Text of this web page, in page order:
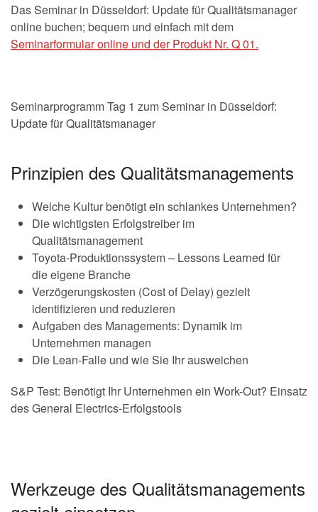
Das Seminar in Düsseldorf: Update für Qualitätsmanager
online buchen; bequem und einfach mit dem
Seminarformular online und der Produkt Nr. Q 01.
Seminarprogramm Tag 1 zum Seminar in Düsseldorf:
Update für Qualitätsmanager
Prinzipien des Qualitätsmanagements
Welche Kultur benötigt ein schlankes Unternehmen?
Die wichtigsten Erfolgstreiber im
Qualitätsmanagement
Toyota-Produktionssystem – Lessons Learned für
die eigene Branche
Verzögerungskosten (Cost of Delay) gezielt
identifizieren und reduzieren
Aufgaben des Managements: Dynamik im
Unternehmen managen
Die Lean-Falle und wie Sie Ihr ausweichen
S&P Test: Benötigt Ihr Unternehmen ein Work-Out? Einsatz
des General Electrics-Erfolgstools
Werkzeuge des Qualitätsmanagements